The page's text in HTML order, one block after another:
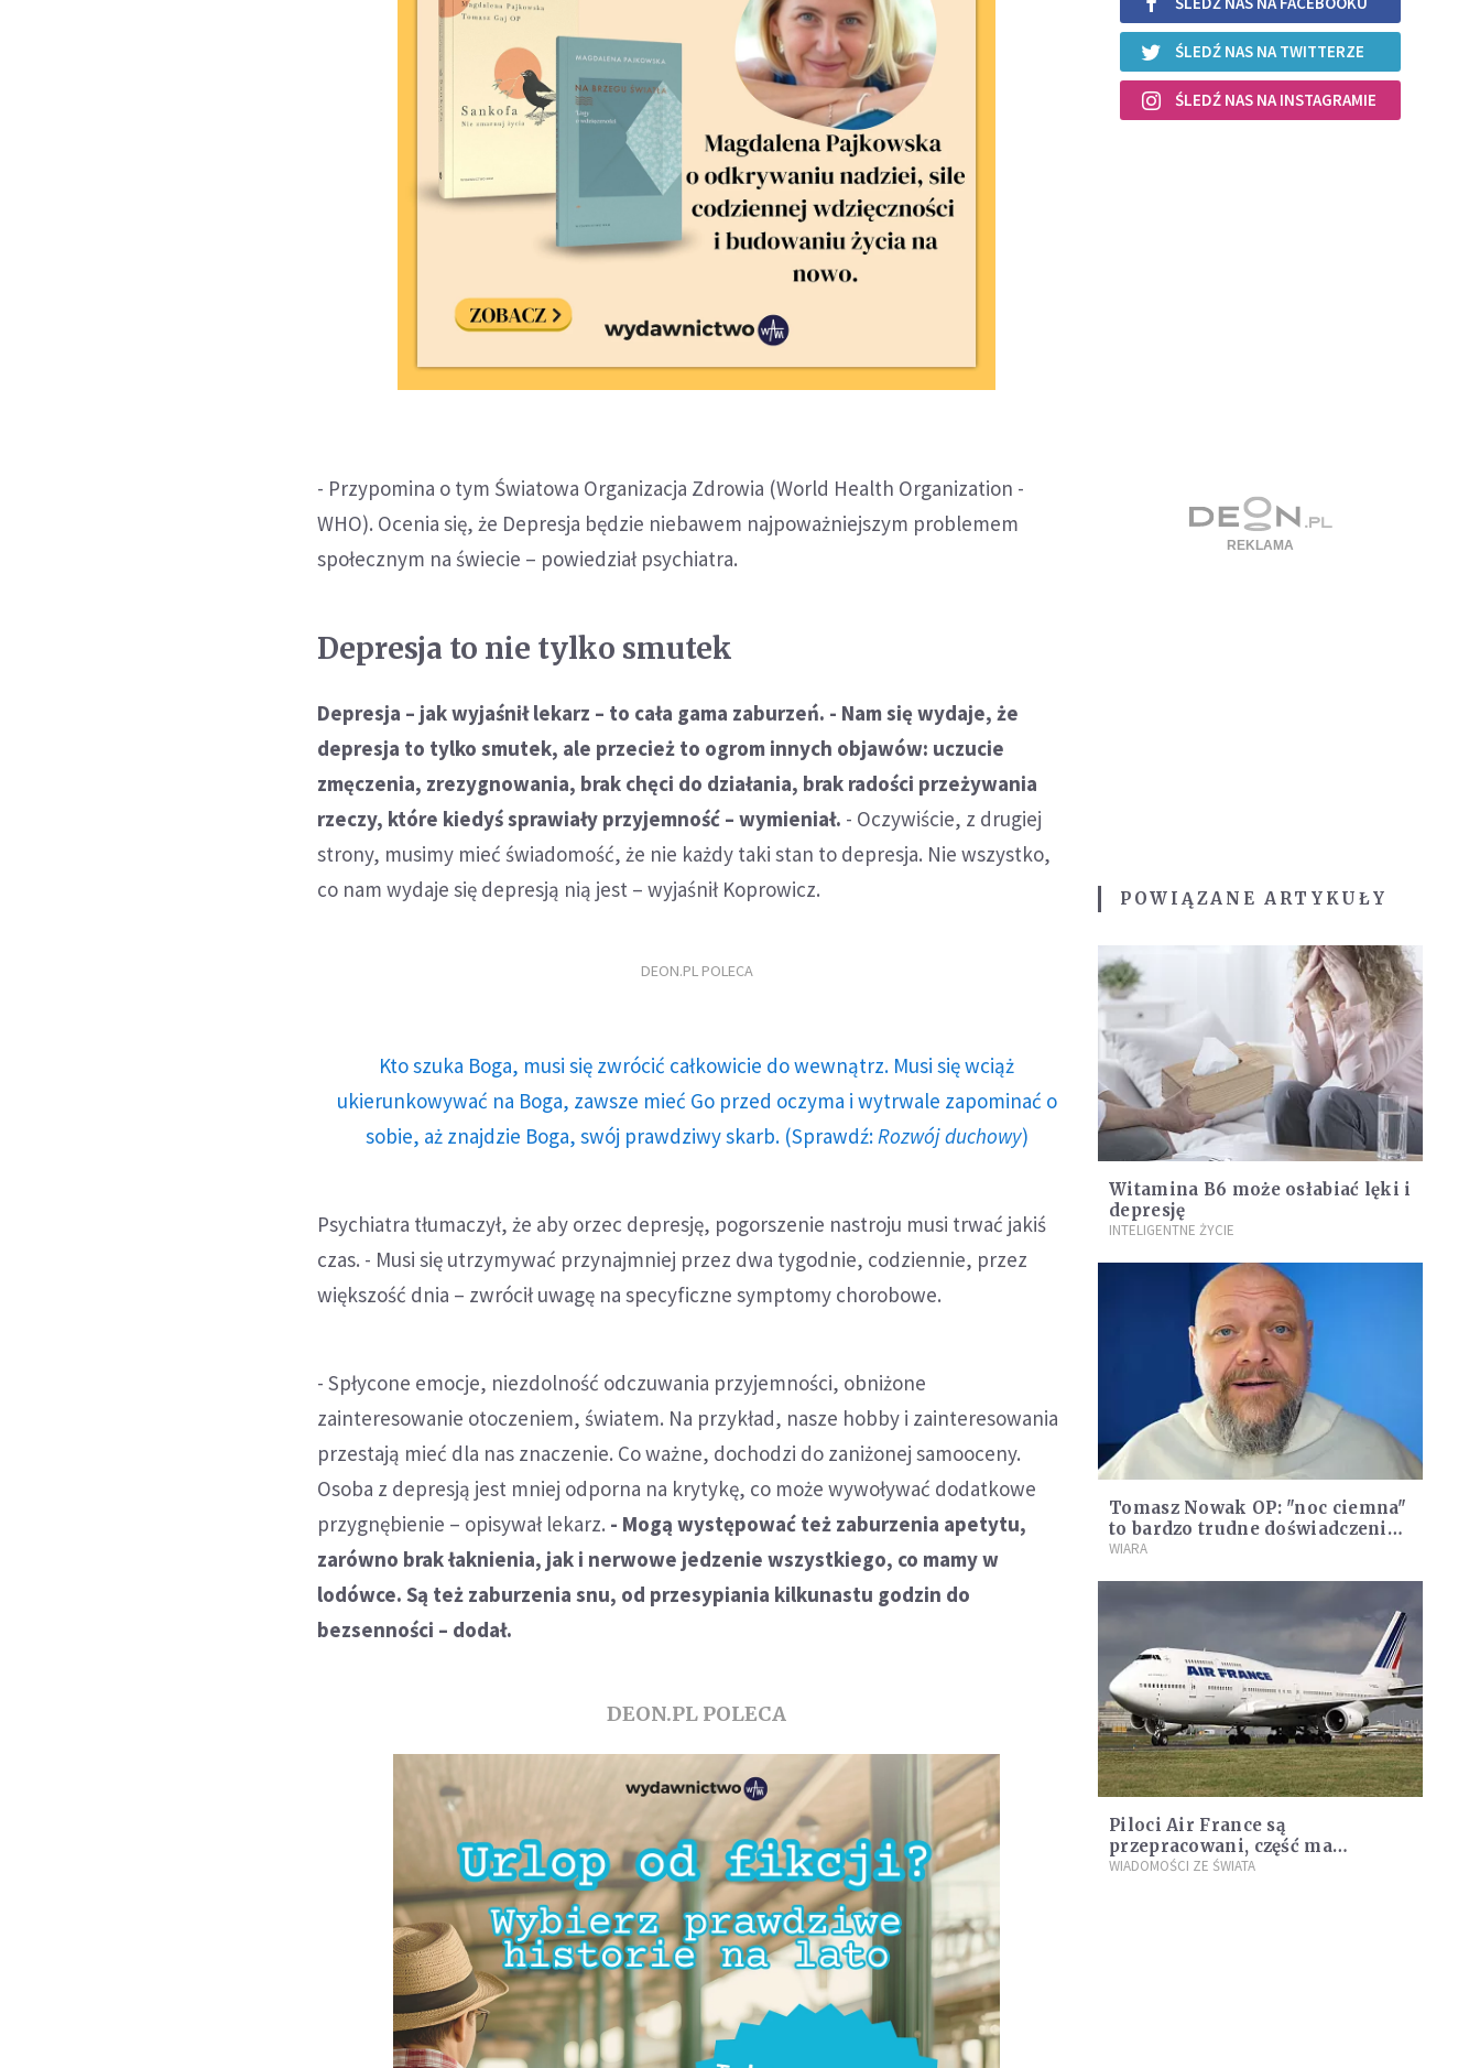
- Przypomina o tym Światowa Organizacja Zdrowia (World Health Organization -
WHO). Ocenia się, że Depresja będzie niebawem najpoważniejszym problemem
społecznym na świecie – powiedział psychiatra.
Depresja to nie tylko smutek
Depresja – jak wyjaśnił lekarz – to cała gama zaburzeń. - Nam się wydaje, że
depresja to tylko smutek, ale przecież to ogrom innych objawów: uczucie
zmęczenia, zrezygnowania, brak chęci do działania, brak radości przeżywania
rzeczy, które kiedyś sprawiały przyjemność – wymieniał. - Oczywiście, z drugiej
strony, musimy mieć świadomość, że nie każdy taki stan to depresja. Nie wszystko,
co nam wydaje się depresją nią jest – wyjaśnił Koprowicz.
DEON.PL POLECA
Kto szuka Boga, musi się zwrócić całkowicie do wewnątrz. Musi się wciąż
ukierunkowywać na Boga, zawsze mieć Go przed oczyma i wytrwale zapominać o
sobie, aż znajdzie Boga, swój prawdziwy skarb. (Sprawdź: Rozwój duchowy)
Psychiatra tłumaczył, że aby orzec depresję, pogorszenie nastroju musi trwać jakiś
czas. - Musi się utrzymywać przynajmniej przez dwa tygodnie, codziennie, przez
większość dnia – zwrócił uwagę na specyficzne symptomy chorobowe.
- Spłycone emocje, niezdolność odczuwania przyjemności, obniżone
zainteresowanie otoczeniem, światem. Na przykład, nasze hobby i zainteresowania
przestają mieć dla nas znaczenie. Co ważne, dochodzi do zaniżonej samooceny.
Osoba z depresją jest mniej odporna na krytykę, co może wywoływać dodatkowe
przygnębienie – opisywał lekarz. - Mogą występować też zaburzenia apetytu,
zarówno brak łaknienia, jak i nerwowe jedzenie wszystkiego, co mamy w
lodówce. Są też zaburzenia snu, od przesypiania kilkunastu godzin do
bezsenności – dodał.
DEON.PL POLECA
ŚLEDŹ NAS NA TWITTERZE
ŚLEDŹ NAS NA INSTAGRAMIE
POWIĄZANE ARTYKUŁY
Witamina B6 może osłabiać lęki i
depresję
INTELIGENTNE ŻYCIE
Tomasz Nowak OP: "noc ciemna"
to bardzo trudne doświadczenie,
to połączenie depresji z chaosem
WIARA
Piloci Air France są
przepracowani, część ma
depresję. To zwiększa ryzyko
WIADOMOŚCI ZE ŚWIATA